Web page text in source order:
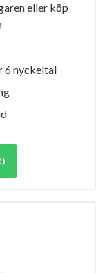
eller köp
6 nyckeltal